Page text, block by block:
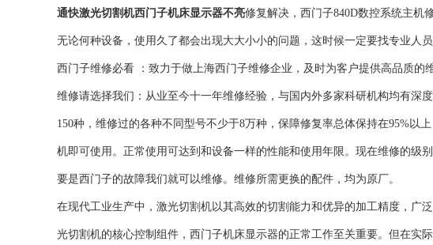
通快激光切割机西门子机床显示器不亮修复解决，西门子840D数控系统主机
无论何种设备，使用久了都会出现大大小小的问题，这时候一定要找专业人
西门子维修必看 ：致力于做上海西门子维修企业，及时为客户提供高品质的
维修请选择我们：从业至今十一年维修经验，与国内外多家科研机构均有深
150种，维修过的各种不同型号不少于8万种，保障修复率总体保持在95%以
机即可使用。正常使用可达到和设备一样的性能和使用年限。现在维修的级
要是西门子的故障我们就可以维修。维修所需更换的配件，均为原厂。
在现代工业生产中，激光切割机以其高效的切割能力和优异的加工精度，广
光切割机的核心控制组件，西门子机床显示器的正常工作至关重要。但在实